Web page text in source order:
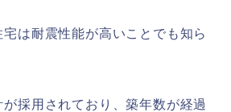
は耐震性能が高いことでも知ら
採用されており、築年数が経過